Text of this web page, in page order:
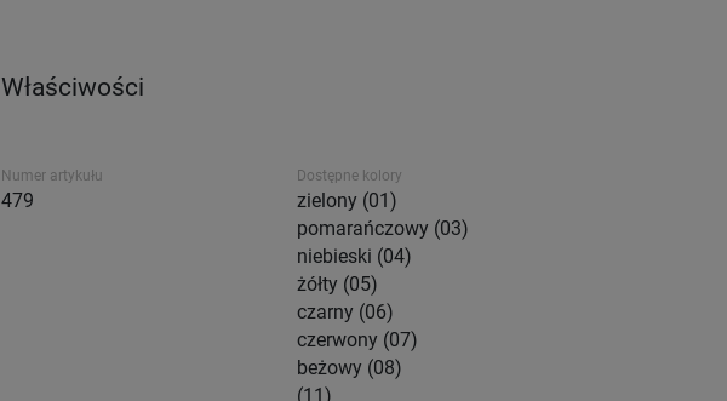
Właściwości
Numer artykułu
479
Dostępne kolory
zielony (01)
pomarańczowy (03)
niebieski (04)
żółty (05)
czarny (06)
czerwony (07)
beżowy (08)
(11)